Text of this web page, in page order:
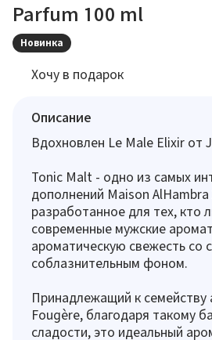
Parfum 100 ml
Новинка
Хочу в подарок
Описание
Вдохновлен Le Male Elixir от
Tonic Malt - одно из самых
дополнений Maison AlHambra
разработанное для тех, кто
современные мужские
ароматическую свежесть со
соблазнительным фоном.
Принадлежащий к
Fougère, благодаря такому
сладости, это идеальный